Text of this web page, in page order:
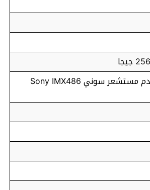
: 12 ميجا بكسل تدعم التركيز تلقائي ثنائي تستخدم مستشعر سوني Sony IMX486